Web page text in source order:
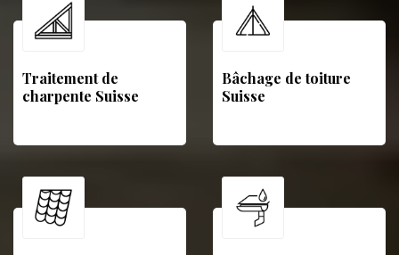
Traitement de
charpente Suisse
Bâchage de toiture
Suisse